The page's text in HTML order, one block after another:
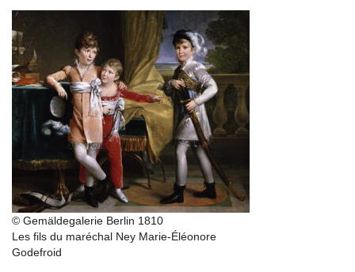
© Gemäldegalerie Berlin 1810
Les fils du maréchal Ney Marie-Éléonore
Godefroid